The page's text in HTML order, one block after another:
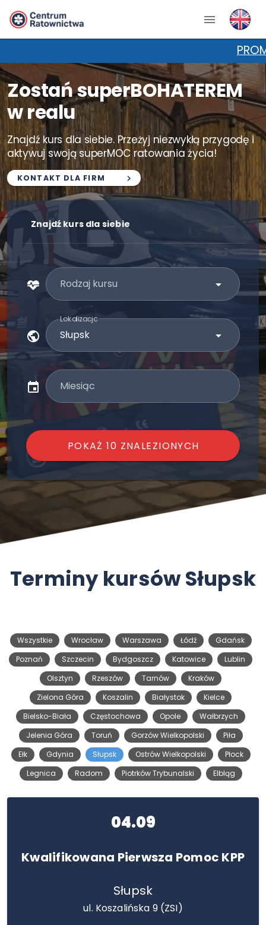
PROMOCJA
Zostań superBOHATEREM
w realu
Znajdź kurs dla siebie. Przeżyj niezwykłą przygodę i
aktywuj swoją superMOC ratowania życia!
KONTAKT DLA FIRM
Znajdź kurs dla siebie
Rodzaj kursu
Lokalizacja
Miesiąc
POKAŻ 10 ZNALEZIONYCH
Terminy kursów Słupsk
Wszystkie Wrocław Warszawa Łódź
Gdańsk
Poznań
Szczecin Bydgoszcz Katowice
Lublin
Olsztyn
Rzeszów Tarnów
Kraków
Zielona Góra
Koszalin Białystok
Kielce
Bielsko-Biała
Częstochowa Opole
Wałbrzych
Jelenia Góra
Toruń Gorzów Wielkopolski
Piła
Ełk
Gdynia Słupsk Ostrów Wielkopolski
Płock
Legnica
Radom Piotrków Trybunalski Elbląg
04.09
Kwalifikowana Pierwsza Pomoc KPP
Słupsk
ul. Koszalińska 9 (ZSI)